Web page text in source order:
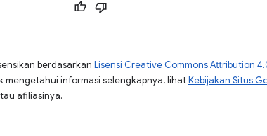
berdasarkan Lisensi Creative Commons Attribution
mengetahui informasi selengkapnya, lihatKebijakan Situs
afiliasinya.